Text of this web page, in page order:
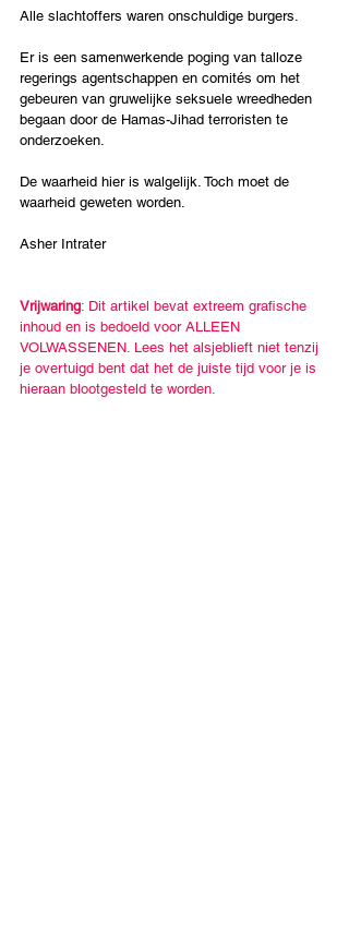
Alle slachtoffers waren onschuldige burgers.
Er is een samenwerkende poging van talloze
regerings agentschappen en comités om het
gebeuren van gruwelijke seksuele wreedheden
begaan door de Hamas-Jihad terroristen te
onderzoeken.
De waarheid hier is walgelijk. Toch moet de
waarheid geweten worden.
Asher Intrater
Vrijwaring: Dit artikel bevat extreem grafische
inhoud en is bedoeld voor ALLEEN
VOLWASSENEN. Lees het alsjeblieft niet tenzij
je overtuigd bent dat het de juiste tijd voor je is
hieraan blootgesteld te worden.